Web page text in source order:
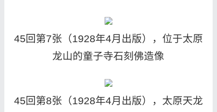
45回第7张（1928年4月出版），位于太原
龙山的童子寺石刻佛造像
45回第8张（1928年4月出版），太原天龙